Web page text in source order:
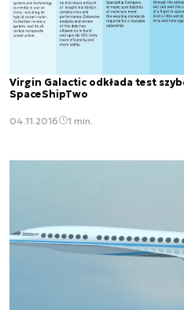
Virgin Galactic odkłada test
SpaceShipTwo
04.11.2016 1 min.